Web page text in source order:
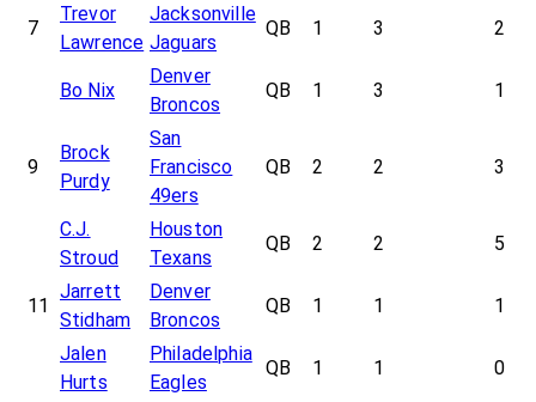
7
Trevor
Lawrence
Jacksonville
Jaguars
QB 1 3 2
Bo Nix
Denver
Broncos
QB 1 3 1
9
Brock
Purdy
San
Francisco
49ers
QB 2 2 3
C.J.
Stroud
Houston
Texans
QB 2 2 5
11
Jarrett
Stidham
Denver
Broncos
QB 1 1 1
Jalen
Hurts
Philadelphia
Eagles
QB 1 1 0